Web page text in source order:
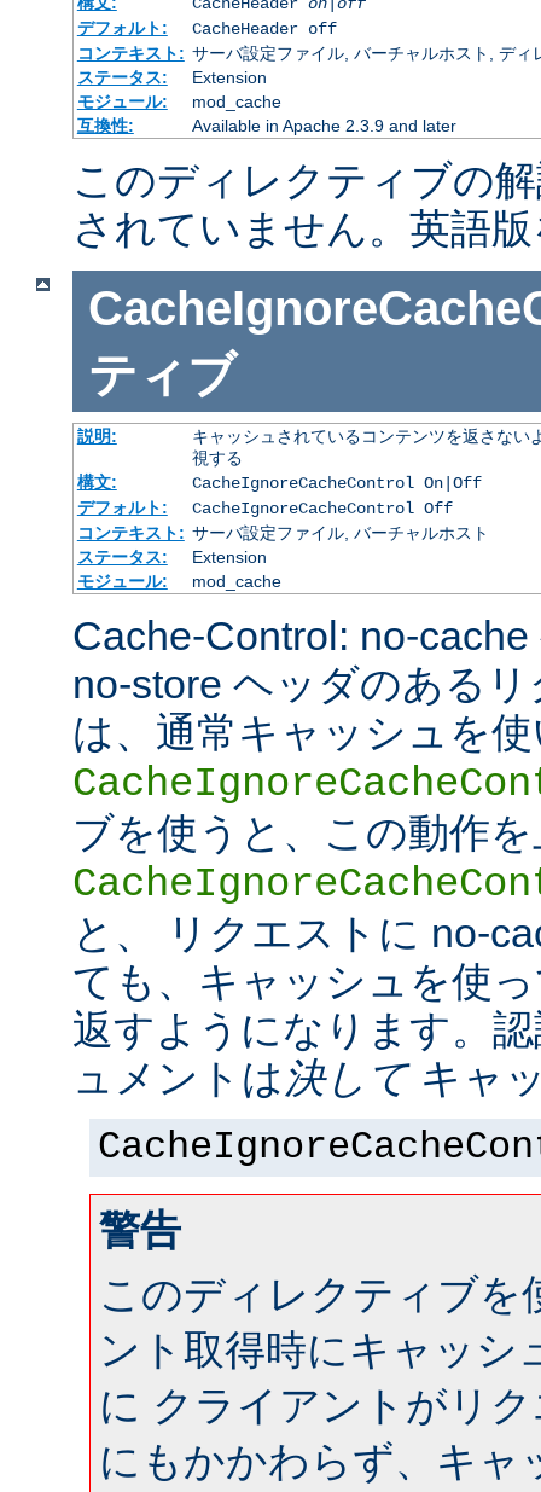
デフォルト:
CacheHeader off
コンテキスト: サーバ設定ファイル, バーチャルホスト, ディ
ステータス:
Extension
モジュール:
mod_cache
互換性:
Available in Apache 2.3.9 and later
このディレクティブの
されていません。英語
ティブ
説明:
キャッシュされているコンテンツを返さな
視する
構文:
CacheIgnoreCacheControl On|Off
デフォルト:
CacheIgnoreCacheControl Off
コンテキスト: サーバ設定ファイル, バーチャルホスト
ステータス:
Extension
モジュール:
mod_cache
Cache-Control: no-
no-store ヘッダのある
は、通常キャッシュを
ブを使うと、この動作
と、 リクエストに no-
ても、キャッシュを使
返すようになります。
ュメントは 決してキャ
警告
このディレクティブを
ント取得時にキャッシ
に クライアントがリ
にもかかわらず、キャ